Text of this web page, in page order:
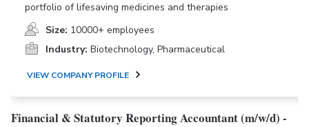
portfolio of lifesaving medicines and therapies
Size: 10000+ employees
Industry: Biotechnology, Pharmaceutical
VIEW COMPANY PROFILE
Financial & Statutory Reporting Accountant (m/w/d) -